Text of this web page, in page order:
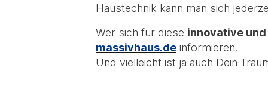
Haustechnik kann man sich
Wer sich für diese innovative
massivhaus.de informieren.
Und vielleicht ist ja auch Dein